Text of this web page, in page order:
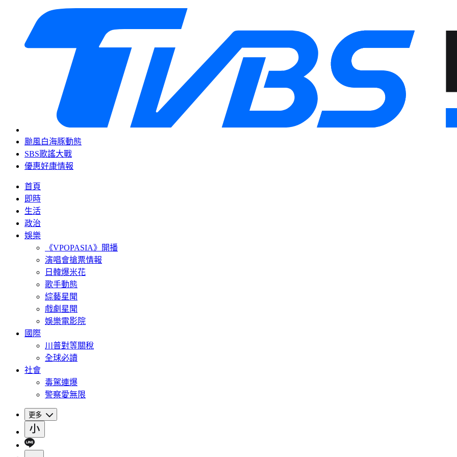
颱風白海豚動態
SBS歌謠大戰
優惠好康情報
首頁
即時
生活
政治
娛樂
《VPOPASIA》開播
演唱會搶票情報
日韓爆米花
歌手動態
綜藝星聞
戲劇星聞
娛樂電影院
國際
川普對等關稅
全球必讀
社會
毒駕連爆
警察愛無限
更多